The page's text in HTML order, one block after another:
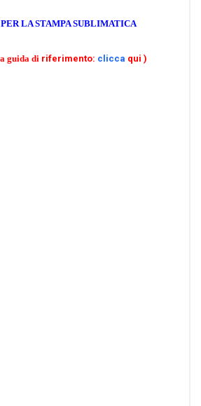
LA STAMPA SUBLIMATICA
guida di riferimento: clicca qui )